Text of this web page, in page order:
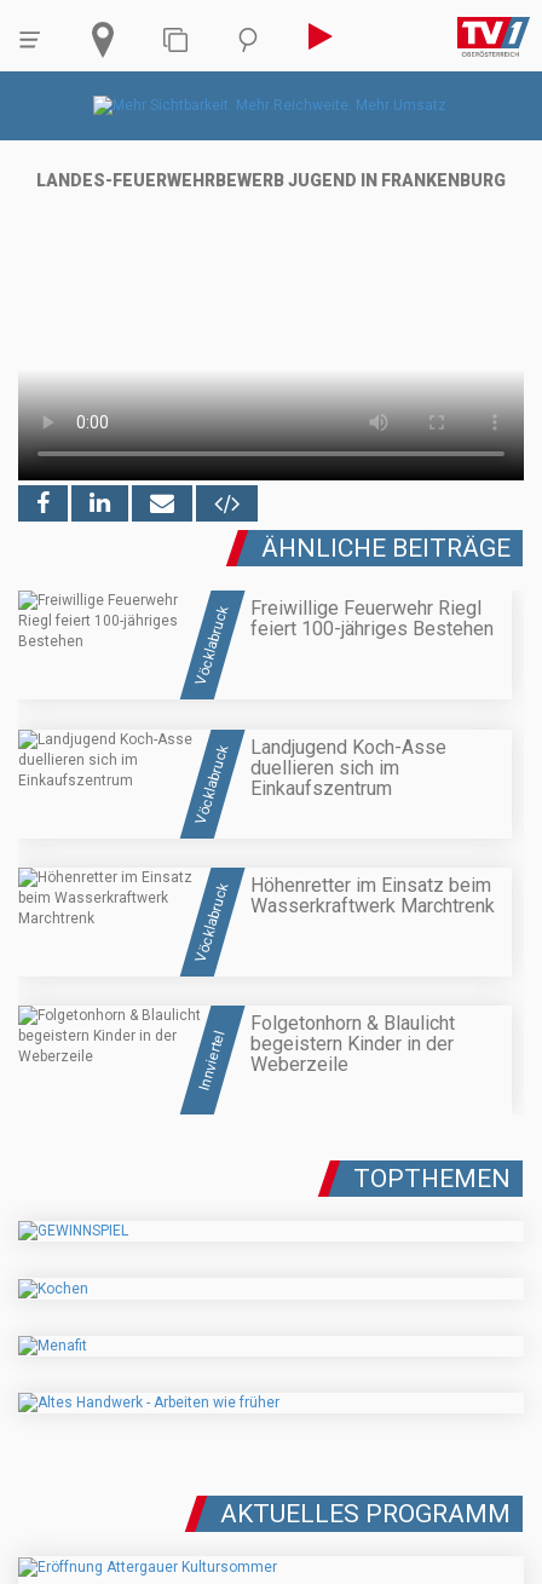
LANDES-FEUERWEHRBEWERB JUGEND IN FRANKENBURG
ÄHNLICHE BEITRÄGE
Vöcklabruck
Freiwillige Feuerwehr Riegl
feiert 100-jähriges Bestehen
Vöcklabruck
Landjugend Koch-Asse
duellieren sich im
Einkaufszentrum
Vöcklabruck
Höhenretter im Einsatz beim
Wasserkraftwerk Marchtrenk
Innviertel
Folgetonhorn & Blaulicht
begeistern Kinder in der
Weberzeile
TOPTHEMEN
AKTUELLES PROGRAMM